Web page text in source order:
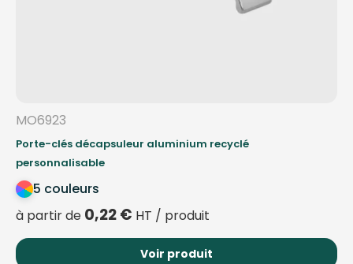
MO6923
Porte-clés décapsuleur aluminium recyclé
personnalisable
5 couleurs
à partir de 0,22€ HT / produit
Voir produit